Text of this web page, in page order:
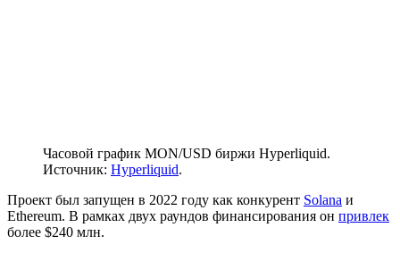
Часовой график MON/USD биржи Hyperliquid.
Источник: Hyperliquid.
Проект был запущен в 2022 году как конкурент Solana и
Ethereum. В рамках двух раундов финансирования он привлек
более $240 млн.